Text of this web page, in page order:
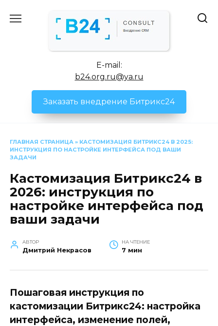
E-mail:
b24.org.ru@ya.ru
Заказать внедрение Битрикс24
ГЛАВНАЯ СТРАНИЦА » КАСТОМИЗАЦИЯ БИТРИКС24 В 2025:
ИНСТРУКЦИЯ ПО НАСТРОЙКЕ ИНТЕРФЕЙСА ПОД ВАШИ
ЗАДАЧИ
Кастомизация Битрикс24 в
2026: инструкция по
настройке интерфейса под
ваши задачи
АВТОР
Дмитрий Некрасов
НА ЧТЕНИЕ
7 мин
Пошаговая инструкция по
кастомизации Битрикс24: настройка
интерфейса, изменение полей,